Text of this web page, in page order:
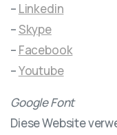
– Linkedin
–Skype
– Facebook
–Youtube
Google Font
Diese Website